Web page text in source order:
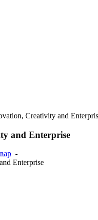
Creativity and
and Enterprise
-
Enterprise